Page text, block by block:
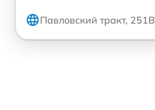
Павловский тракт, 251В